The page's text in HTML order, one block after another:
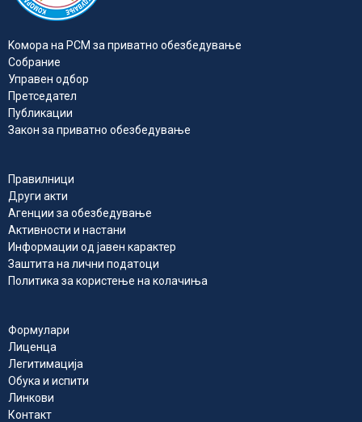
Kомора на РСМ за приватно обезбедувањe
Собрание
Управен одбор
Претседател
Публикации
Закон за приватно обезбедување
Правилници
Други акти
Агенции за обезбедување
Активности и настани
Информации од јавен карактер
Заштита на лични податоци
Политика за користење на колачиња
Формулари
Лиценца
Легитимација
Обука и испити
Линкови
Контакт